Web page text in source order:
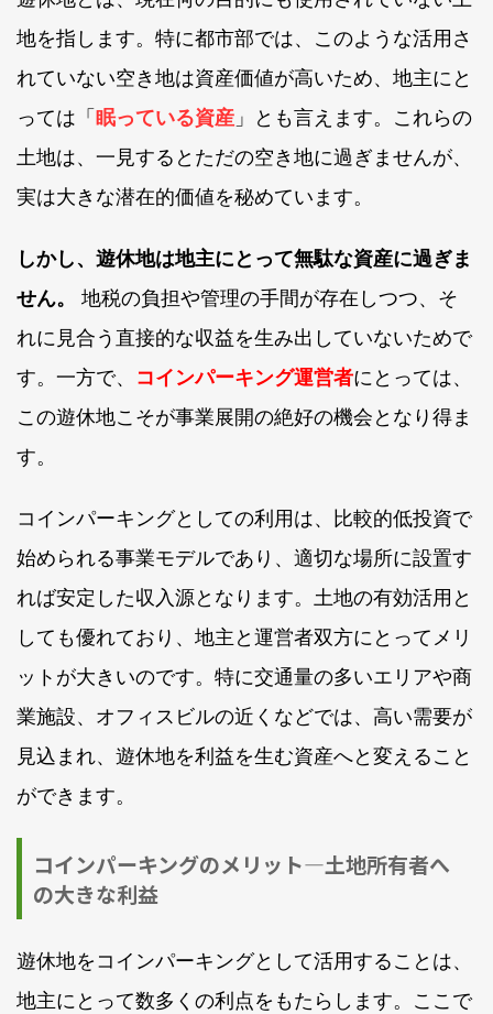
地を指します。特に都市部では、このような活用さ
れていない空き地は資産価値が高いため、地主にと
っては「 眠っている資産 」とも言えます。これらの
土地は、一見するとただの空き地に過ぎませんが、
実は大きな潜在的価値を秘めています。
しかし、遊休地は地主にとって無駄な資産に過ぎま
せん。
地税の負担や管理の手間が存在しつつ、そ
れに見合う直接的な収益を生み出していないためで
す。一方で、 コインパーキング運営者にとっては、
この遊休地こそが事業展開の絶好の機会となり得ま
す。
コインパーキングとしての利用は、比較的低投資で
始められる事業モデルであり、適切な場所に設置す
れば安定した収入源となります。土地の有効活用と
しても優れており、地主と運営者双方にとってメリ
ットが大きいのです。特に交通量の多いエリアや商
業施設、オフィスビルの近くなどでは、高い需要が
見込まれ、遊休地を利益を生む資産へと変えること
ができます。
コインパーキングのメリット—土地所有者へ
の大きな利益
遊休地をコインパーキングとして活用することは、
地主にとって数多くの利点をもたらします。ここで